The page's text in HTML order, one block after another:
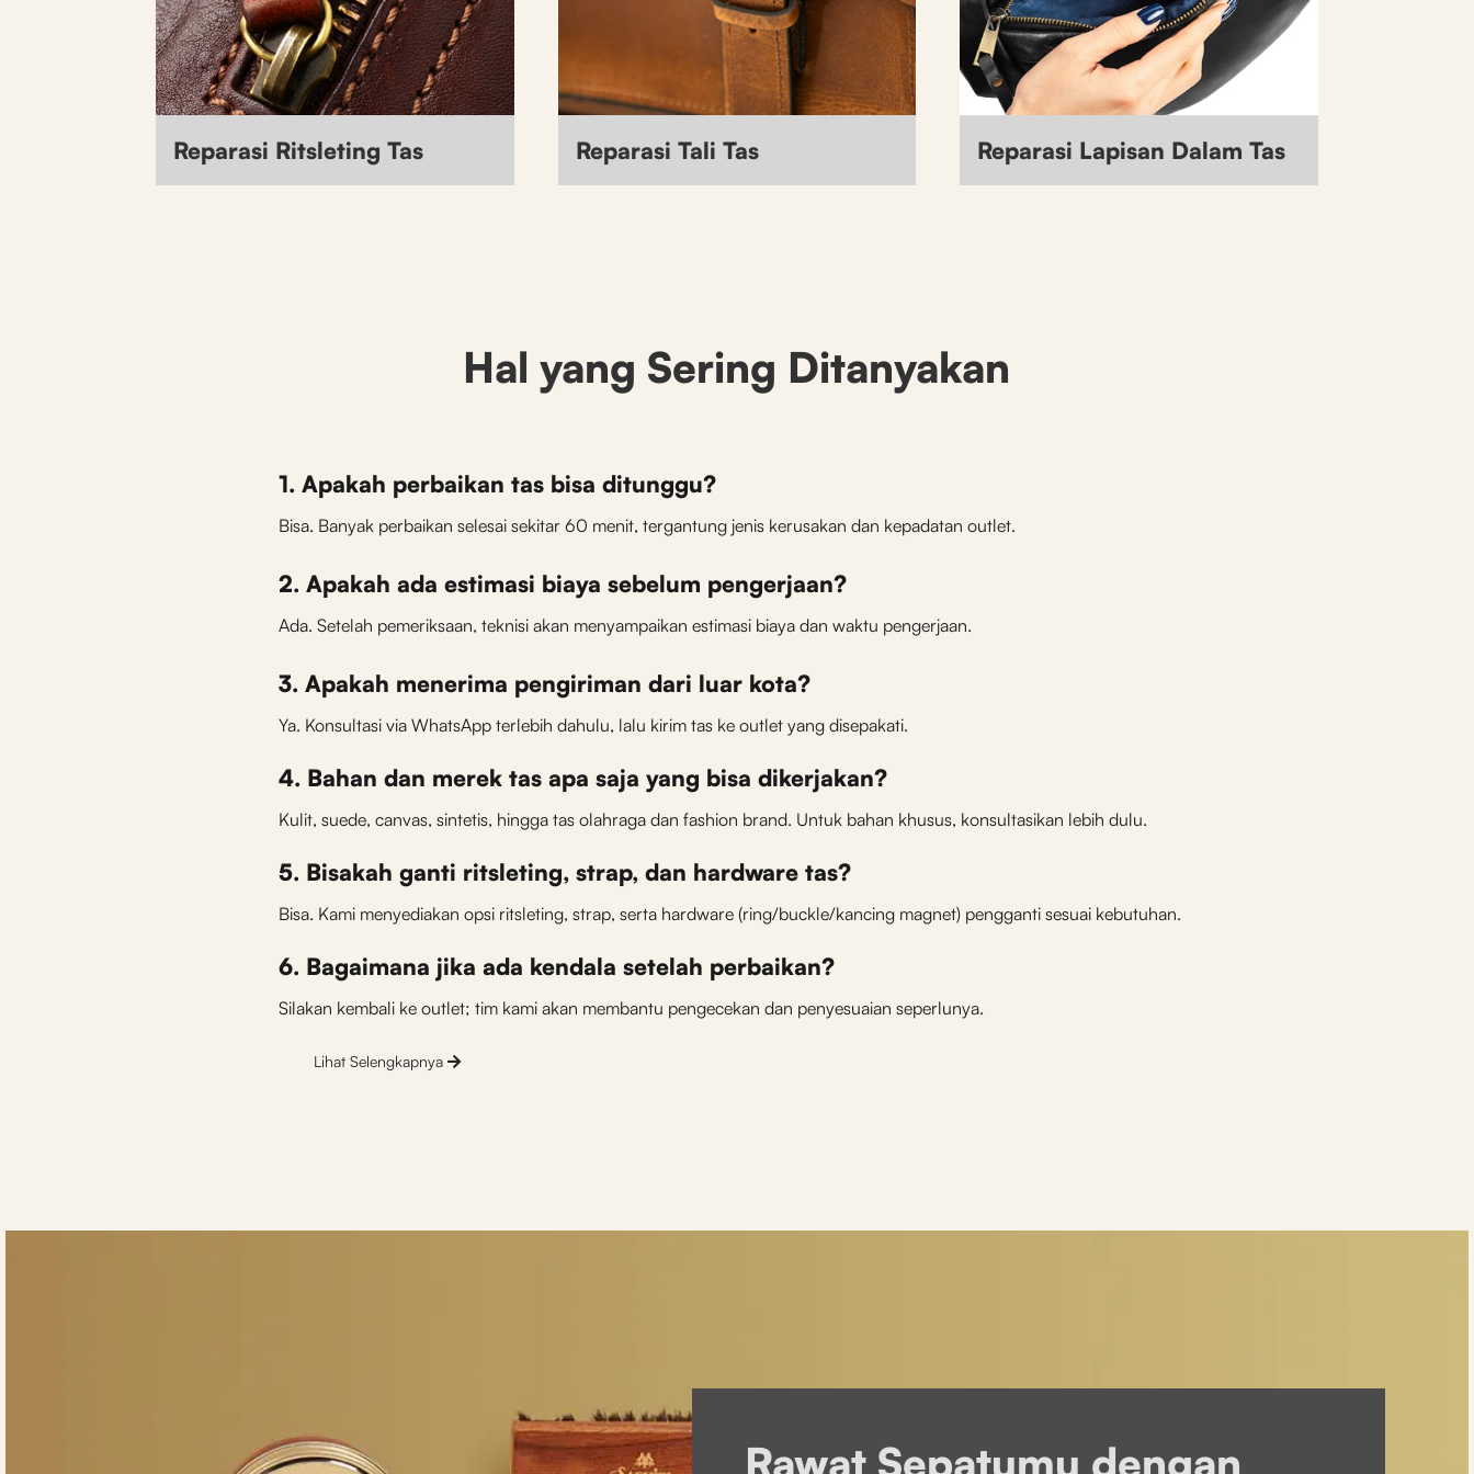
Reparasi Ritsleting Tas Reparasi Tali Tas Reparasi Lapisan Dalam Tas
Hal yang Sering Ditanyakan
1. Apakah perbaikan tas bisa ditunggu?
Bisa. Banyak perbaikan selesai sekitar 60 menit, tergantung jenis kerusakan dan kepadatan outlet.
2. Apakah ada estimasi biaya sebelum pengerjaan?
Ada. Setelah pemeriksaan, teknisi akan menyampaikan estimasi biaya dan waktu pengerjaan.
3. Apakah menerima pengiriman dari luar kota?
Ya. Konsultasi via WhatsApp terlebih dahulu, lalu kirim tas ke outlet yang disepakati.
4. Bahan dan merek tas apa saja yang bisa dikerjakan?
Kulit, suede, canvas, sintetis, hingga tas olahraga dan fashion brand. Untuk bahan khusus, konsultasikan lebih dulu.
5. Bisakah ganti ritsleting, strap, dan hardware tas?
Bisa. Kami menyediakan opsi ritsleting, strap, serta hardware (ring/buckle/kancing magnet) pengganti sesuai kebutuhan.
6. Bagaimana jika ada kendala setelah perbaikan?
Silakan kembali ke outlet; tim kami akan membantu pengecekan dan penyesuaian seperlunya.
Lihat Selengkapnya
Rawat Sepatumu dengan